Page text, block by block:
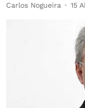
Carlos Nogueira 15